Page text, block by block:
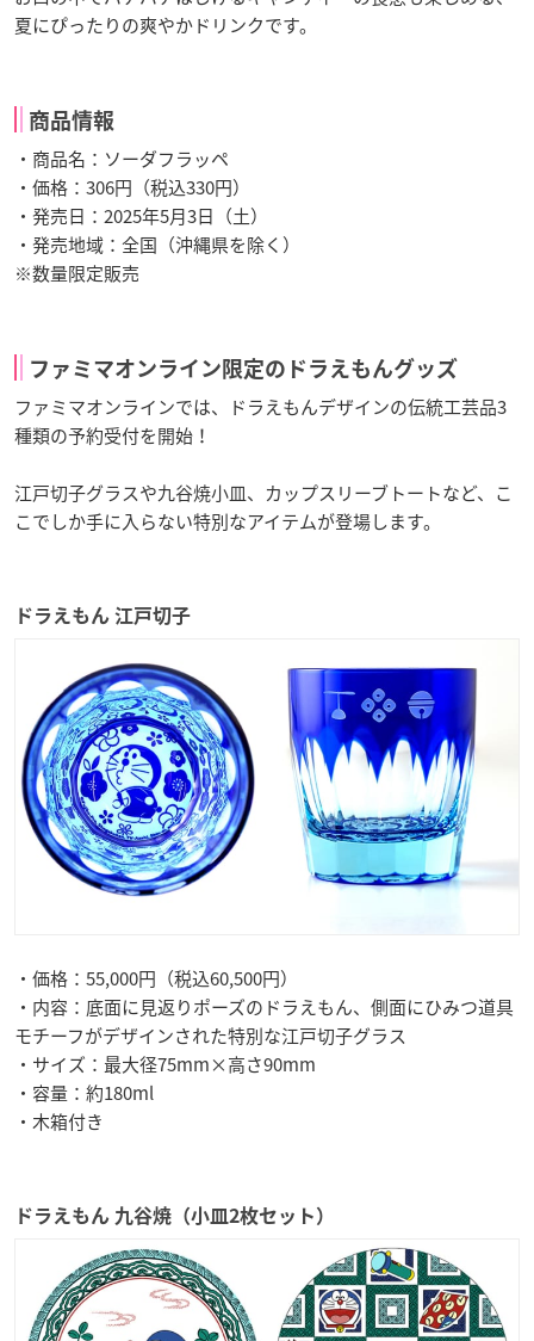
夏にぴったりの爽やかドリンクです。
商品情報
・商品名：ソーダフラッペ
・価格：306円（税込330円）
・発売日：2025年5月3日（土）
・発売地域：全国（沖縄県を除く）
※数量限定販売
ファミマオンライン限定のドラえもんグッズ
ファミマオンラインでは、ドラえもんデザインの伝統工芸品3
種類の予約受付を開始！
江戸切子グラスや九谷焼小皿、カップスリーブトートなど、こ
こでしか手に入らない特別なアイテムが登場します。
ドラえもん 江戸切子
・価格：55,000円（税込60,500円）
・内容：底面に見返りポーズのドラえもん、側面にひみつ道具
モチーフがデザインされた特別な江戸切子グラス
・サイズ：最大径75mm×高さ90mm
・容量：約180ml
・木箱付き
ドラえもん 九谷焼（小皿2枚セット）